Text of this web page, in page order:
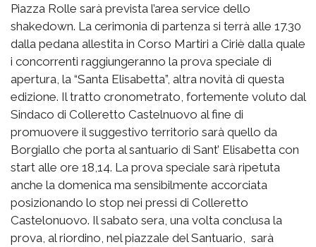
Piazza Rolle sarà prevista l’area service dello
shakedown. La cerimonia di partenza si terrà alle 17.30
dalla pedana allestita in Corso Martiri a Ciriè dalla quale
i concorrenti raggiungeranno la prova speciale di
apertura, la “Santa Elisabetta”, altra novità di questa
edizione. Il tratto cronometrato, fortemente voluto dal
Sindaco di Colleretto Castelnuovo al fine di
promuovere il suggestivo territorio sarà quello da
Borgiallo che porta al santuario di Sant’ Elisabetta con
start alle ore 18,14. La prova speciale sarà ripetuta
anche la domenica ma sensibilmente accorciata
posizionando lo stop nei pressi di Colleretto
Castelonuovo. Il sabato sera, una volta conclusa la
prova, al riordino, nel piazzale del Santuario, sarà